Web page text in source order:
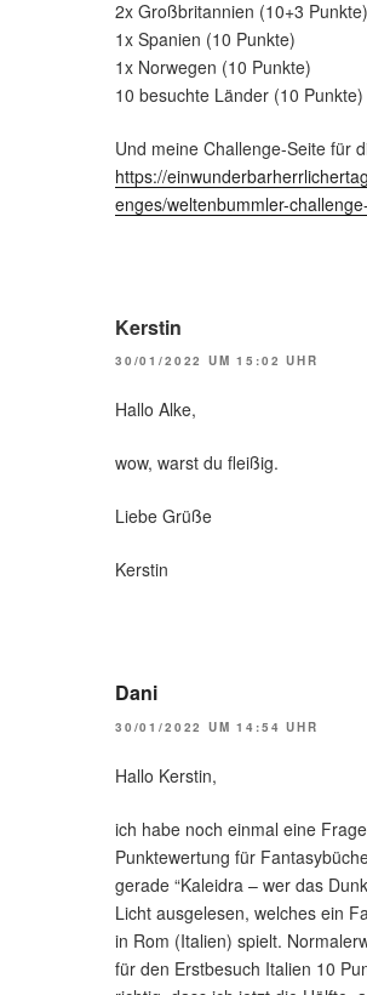
2x Großbritannien (10+3 Punkte)
1x Spanien (10 Punkte)
1x Norwegen (10 Punkte)
10 besuchte Länder (10 Punkte)
Und meine Challenge-Seite für
https://
enges/weltenbummler-
Kerstin
30/01/2022 UM 15:02 UHR
Hallo Alke,
wow, warst du fleißig.
Liebe Grüße
Kerstin
Dani
30/01/2022 UM 14:54 UHR
Hallo Kerstin,
ich habe noch einmal eine
Punktewertung für
gerade “Kaleidra – wer das
Licht ausgelesen, welches ein
in Rom (Italien) spielt.
für den Erstbesuch Italien 10